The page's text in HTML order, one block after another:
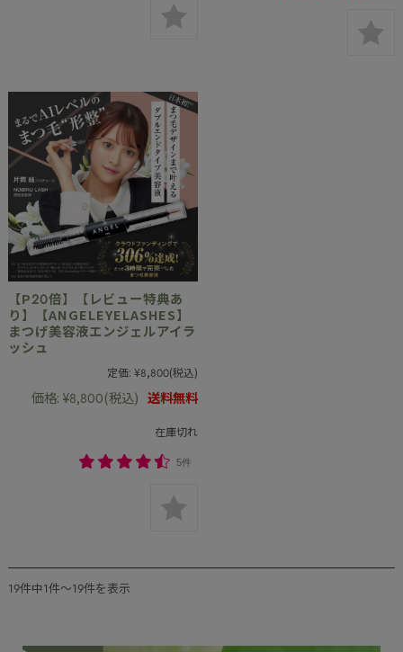
【P20倍】【レビュー特典あ
り】【ANGELEYELASHES】
まつげ美容液エンジェルアイラ
ッシュ
定価: ¥8,800(税込)
価格: ¥8,800(税込) 送料無料
在庫切れ
5件
19件中1件～19件を表示